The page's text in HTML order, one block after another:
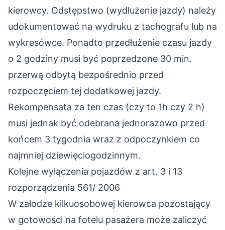
kierowcy. Odstępstwo (wydłużenie jazdy) należy
udokumentować na wydruku z tachografu lub na
wykresówce. Ponadto przedłużenie czasu jazdy
o 2 godziny musi być poprzedzone 30 min.
przerwą odbytą bezpośrednio przed
rozpoczęciem tej dodatkowej jazdy.
Rekompensata za ten czas (czy to 1h czy 2 h)
musi jednak być odebrana jednorazowo przed
końcem 3 tygodnia wraz z odpoczynkiem co
najmniej dziewięciogodzinnym.
Kolejne wyłączenia pojazdów z art. 3 i 13
rozporządzenia 561/ 2006
W załodze kilkuosobowej kierowca pozostający
w gotowości na fotelu pasażera może zaliczyć